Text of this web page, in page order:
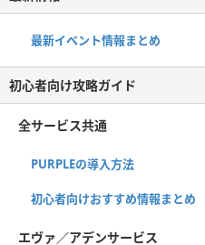
最新イベント情報まとめ
初心者向け攻略ガイド
全サービス共通
PURPLEの導入方法
初心者向けおすすめ情報まとめ
エヴァ／アデンサービス